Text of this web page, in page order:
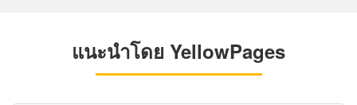
แนะนำโดย YellowPages